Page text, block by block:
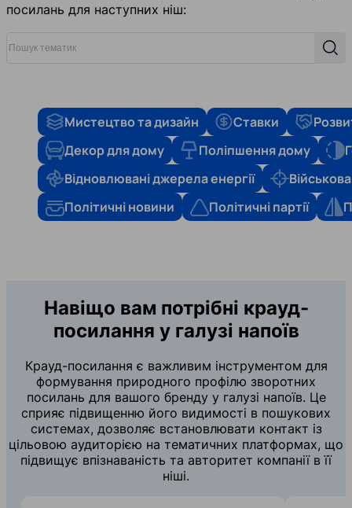
посилань для наступних ніш:
Мистецтво та дизайн Ставки
Декор для дому
Поліпшення дому
Відновлювані джерела енергії
Політичні новини
Політичні партії
Навіщо вам потрібні крауд-
посилання у галузі напоїв
Крауд-посилання є важливим інструментом для
формування природного профілю зворотних
посилань для вашого бренду у галузі напоїв. Це
сприяє підвищенню його видимості в пошукових
системах, дозволяє встановлювати контакт із
цільовою аудиторією на тематичних платформах, що
підвищує впізнаваність та авторитет компанії в її
ніші.